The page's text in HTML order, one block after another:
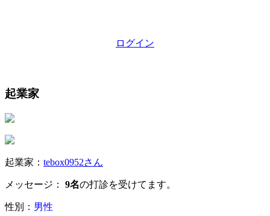
ログイン
起業家
起業家： tebox0952さん
メッセージ： 9名の打診を受けてます。
性別： 男性